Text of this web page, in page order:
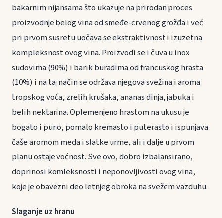
bakarnim nijansama što ukazuje na prirodan proces
proizvodnje belog vina od smeđe-crvenog grožđa i već
pri prvom susretu uočava se ekstraktivnost i izuzetna
kompleksnost ovog vina. Proizvodi se i čuva u inox
sudovima (90%) i barik buradima od francuskog hrasta
(10%) i na taj način se održava njegova svežina i aroma
tropskog voća, zrelih krušaka, ananas dinja, jabuka i
belih nektarina. Oplemenjeno hrastom na ukusu je
bogato i puno, pomalo kremasto i puterasto i ispunjava
čaše aromom meda i slatke urme, ali i dalje u prvom
planu ostaje voćnost. Sve ovo, dobro izbalansirano,
doprinosi komleksnosti i neponovljivosti ovog vina,
koje je obavezni deo letnjeg obroka na svežem vazduhu.
Slaganje uz hranu